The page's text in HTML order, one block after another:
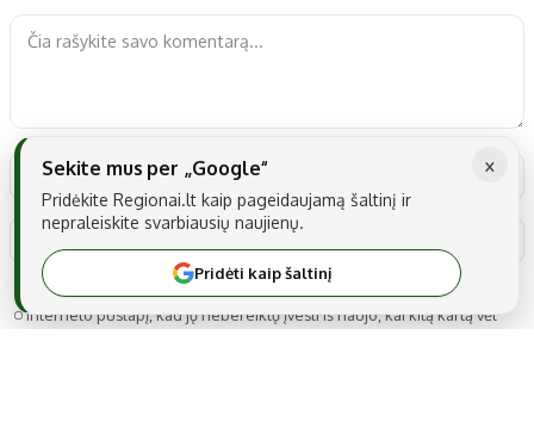
Noriu savo interneto naršyklėje išsaugoti vardą, el. pašto adresą ir
interneto puslapį, kad jų nebereiktų įvesti iš naujo, kai kitą kartą vėl
×
Sekite mus per „Google“
Pridėkite Regionai.lt kaip pageidaujamą šaltinį ir
nepraleiskite svarbiausių naujienų.
Pridėti kaip šaltinį